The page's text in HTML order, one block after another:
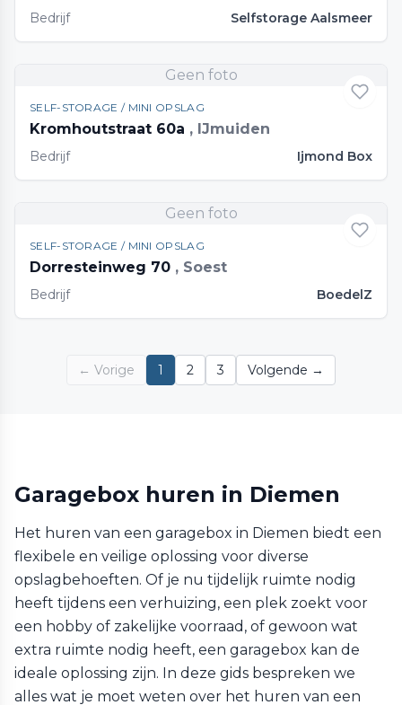
Bedrijf Selfstorage Aalsmeer
Geen foto
SELF-STORAGE / MINI OPSLAG
Kromhoutstraat 60a , IJmuiden
Bedrijf Ijmond Box
Geen foto
SELF-STORAGE / MINI OPSLAG
Dorresteinweg 70 , Soest
Bedrijf BoedelZ
← Vorige 1 2 3 Volgende →
Garagebox huren in Diemen
Het huren van een garagebox in Diemen biedt een
flexibele en veilige oplossing voor diverse
opslagbehoeften. Of je nu tijdelijk ruimte nodig
heeft tijdens een verhuizing, een plek zoekt voor
een hobby of zakelijke voorraad, of gewoon wat
extra ruimte nodig heeft, een garagebox kan de
ideale oplossing zijn. In deze gids bespreken we
alles wat je moet weten over het huren van een